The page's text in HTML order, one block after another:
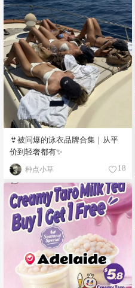
👙被问爆的泳衣品牌合集｜从平
价到轻奢都有✨
种点小草 18